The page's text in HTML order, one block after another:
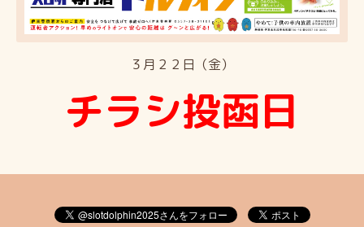
３月２２日（金）
チラシ投函日